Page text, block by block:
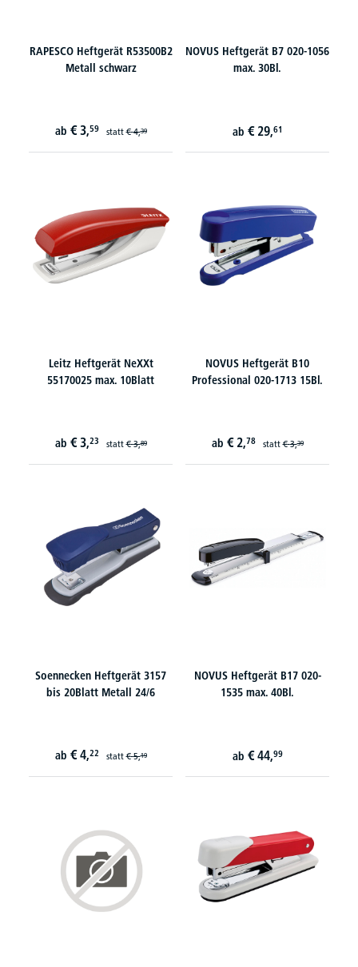
RAPESCO Heftgerät R53500B2
Metall schwarz
ab € 3,59 statt€ 4,39
NOVUS Heftgerät B7 020-1056
max. 30Bl.
ab € 29,61
Leitz Heftgerät NeXXt
55170025 max. 10Blatt
ab € 3,23 statt€ 3,89
NOVUS Heftgerät B10
Professional 020-1713 15Bl.
ab € 2,78 statt€ 3,39
Soennecken Heftgerät 3157
bis 20Blatt Metall 24/6
ab € 4,22 statt€ 5,19
NOVUS Heftgerät B17 020-
1535 max. 40Bl.
ab € 44,99